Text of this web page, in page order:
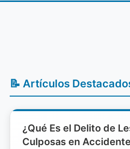
📝 Artículos
¿Qué Es el Delito de
Culposas en